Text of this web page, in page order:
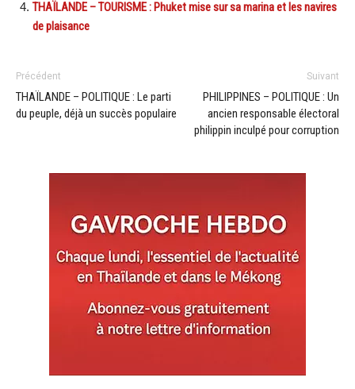
THAÏLANDE – TOURISME : Phuket mise sur sa marina et les navires
de plaisance
Précédent
THAÏLANDE – POLITIQUE : Le parti
du peuple, déjà un succès populaire
Suivant
PHILIPPINES – POLITIQUE : Un
ancien responsable électoral
philippin inculpé pour corruption